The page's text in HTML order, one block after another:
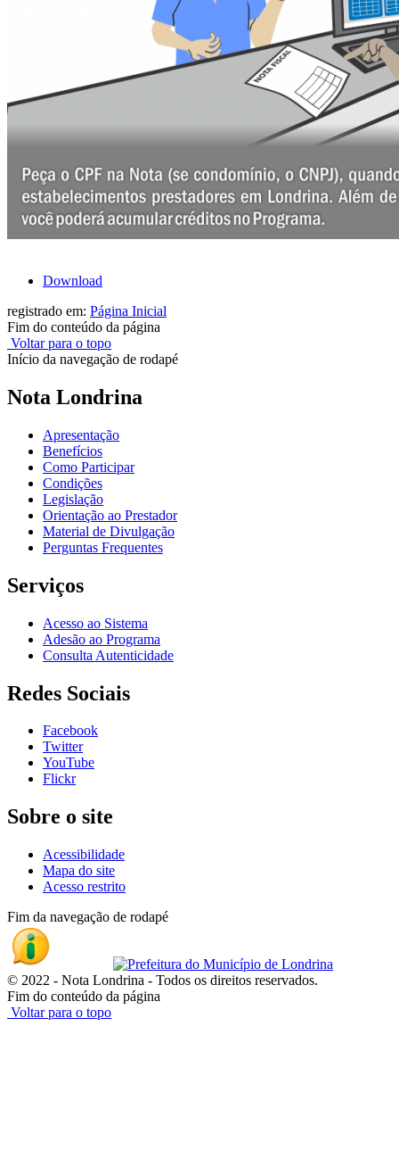
Download
registrado em: Página Inicial
Fim do conteúdo da página
Voltar para o topo
Início da navegação de rodapé
Nota Londrina
Apresentação
Benefícios
Como Participar
Condições
Legislação
Orientação ao Prestador
Material de Divulgação
Perguntas Frequentes
Serviços
Acesso ao Sistema
Adesão ao Programa
Consulta Autenticidade
Redes Sociais
Facebook
Twitter
YouTube
Flickr
Sobre o site
Acessibilidade
Mapa do site
Acesso restrito
Fim da navegação de rodapé
© 2022 - Nota Londrina - Todos os direitos reservados.
Fim do conteúdo da página
Voltar para o topo